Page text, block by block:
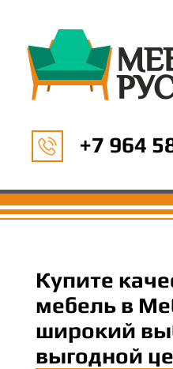
+7 964
Купите
мебель в
широкий
выгодной